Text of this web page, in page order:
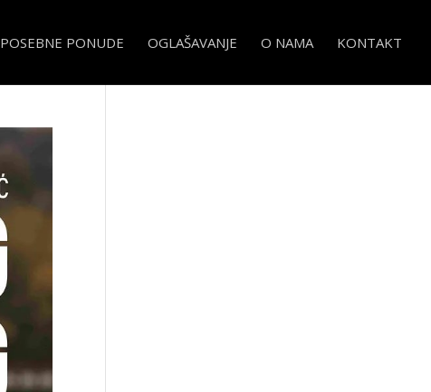
POSEBNE PONUDE OGLAŠAVANJE O NAMA KONTAKT